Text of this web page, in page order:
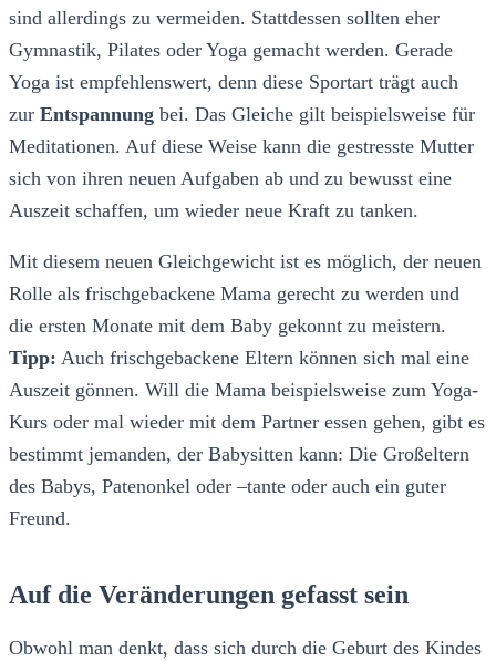
sind allerdings zu vermeiden. Stattdessen sollten eher
Gymnastik, Pilates oder Yoga gemacht werden. Gerade
Yoga ist empfehlenswert, denn diese Sportart trägt auch
zur Entspannung bei. Das Gleiche gilt beispielsweise für
Meditationen. Auf diese Weise kann die gestresste Mutter
sich von ihren neuen Aufgaben ab und zu bewusst eine
Auszeit schaffen, um wieder neue Kraft zu tanken.
Mit diesem neuen Gleichgewicht ist es möglich, der neuen
Rolle als frischgebackene Mama gerecht zu werden und
die ersten Monate mit dem Baby gekonnt zu meistern.
Tipp: Auch frischgebackene Eltern können sich mal eine
Auszeit gönnen. Will die Mama beispielsweise zum Yoga-
Kurs oder mal wieder mit dem Partner essen gehen, gibt es
bestimmt jemanden, der Babysitten kann: Die Großeltern
des Babys, Patenonkel oder –tante oder auch ein guter
Freund.
Auf die Veränderungen gefasst sein
Obwohl man denkt, dass sich durch die Geburt des Kindes